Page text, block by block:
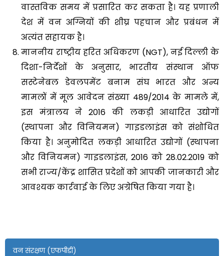
वन संरक्षण (एफपीडी)
वास्तविक समय में प्रसारित कर सकता है। यह प्रणाली
देश में वन अग्नियों की शीघ्र पहचान और प्रबंधन में
अत्यंत सहायक है।
माननीय राष्ट्रीय हरित अधिकरण (NGT), नई दिल्ली के
दिशा-निर्देशों के अनुसार, भारतीय संस्थान ऑफ
सस्टेनेबल डेवलपमेंट बनाम संघ भारत और अन्य
मामलों में मूल आवेदन संख्या 489/2014 के मामले में,
इस मंत्रालय ने 2016 की लकड़ी आधारित उद्योगों
(स्थापना और विनियमन) गाइडलाइंस को संशोधित
किया है। अनुमोदित लकड़ी आधारित उद्योगों (स्थापना
और विनियमन) गाइडलाइंस, 2016 को 28.02.2019 को
सभी राज्य/केंद्र शासित प्रदेशों को आपकी जानकारी और
आवश्यक कार्रवाई के लिए अग्रेषित किया गया है।